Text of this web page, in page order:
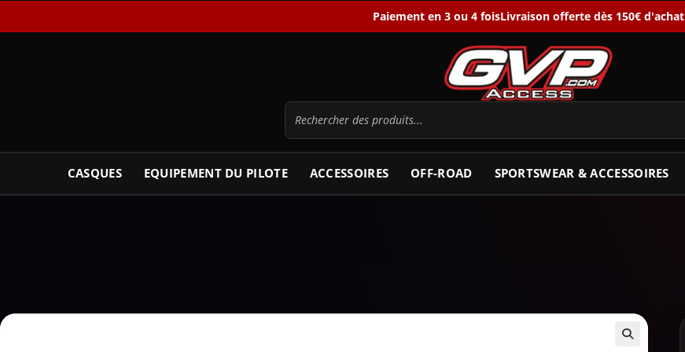
Paiement en 3 ou 4 foisLivraison offerte dès 150€ d'achat
CASQUES EQUIPEMENT DU PILOTE ACCESSOIRES OFF-ROAD SPORTSWEAR & ACCESSOIRES